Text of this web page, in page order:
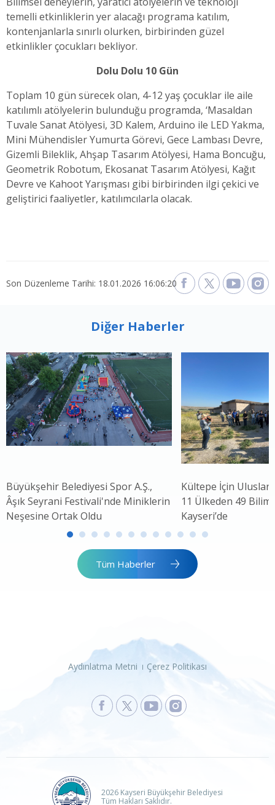
temelli etkinliklerin yer alacağı programa katılım,
kontenjanlarla sınırlı olurken, birbirinden güzel
etkinlikler çocukları bekliyor.
Dolu Dolu 10 Gün
Toplam 10 gün sürecek olan, 4-12 yaş çocuklar ile aile
katılımlı atölyelerin bulunduğu programda, ‘Masaldan
Tuvale Sanat Atölyesi, 3D Kalem, Arduino ile LED Yakma,
Mini Mühendisler Yumurta Görevi, Gece Lambası Devre,
Gizemli Bileklik, Ahşap Tasarım Atölyesi, Hama Boncuğu,
Geometrik Robotum, Ekosanat Tasarım Atölyesi, Kağıt
Devre ve Kahoot Yarışması gibi birbirinden ilgi çekici ve
geliştirici faaliyetler, katılımcılarla olacak.
Son Düzenleme Tarihi: 18.01.2026 16:06:20
Diğer Haberler
Büyükşehir Belediyesi Spor A.Ş.,
Âşık Seyrani Festivali'nde Miniklerin
Neşesine Ortak Oldu
Kültepe İçin
11 Ülkeden 49 Bilim
Kayseri’de
Tüm Haberler
Aydınlatma Metni Çerez Politikası
2026 Kayseri Büyükşehir Belediyesi
Tüm Hakları Saklıdır.